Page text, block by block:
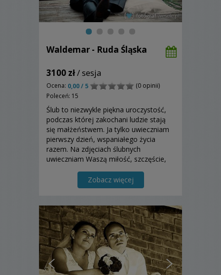
Waldemar - Ruda Śląska
3100 zł/ sesja
Ocena: 0,00 / 5
(0 opinii)
Poleceń: 15
Ślub to niezwykle piękna uroczystość,
podczas której zakochani ludzie stają
się małżeństwem. Ja tylko uwieczniam
pierwszy dzień, wspaniałego życia
razem. Na zdjęciach ślubnych
uwieczniam Waszą miłość, szczęście,
emocje. Zapraszam!Zobacz więcej